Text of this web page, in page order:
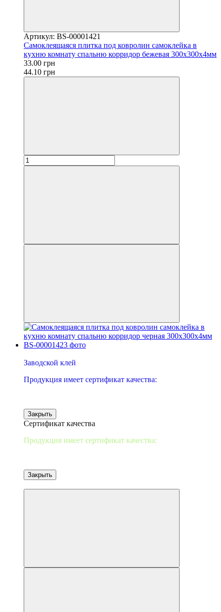
Артикул: BS-00001421
Самоклеящаяся плитка под ковролин самоклейка в
кухню комнату спальню корридор бежевая 300х300х4мм
33.00 грн
44.10 грн
Заводской клей
Продукция имеет сертификат качества:
Закрыть
Сертификат качества
Продукция имеет сертификат качества:
Закрыть